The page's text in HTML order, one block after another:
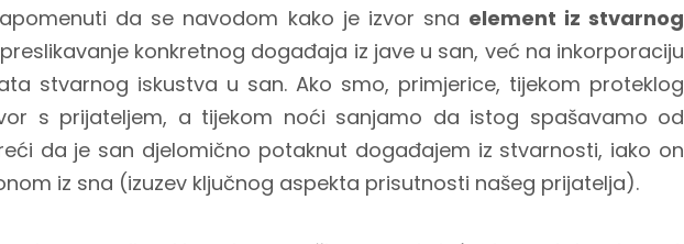
da se navodom kako je izvor sna element iz stvarnog
konkretnog događaja iz jave u san, već na inkorporaciju
stvarnog iskustva u san. Ako smo, primjerice, tijekom proteklog
s prijateljem, a tijekom noći sanjamo da istog spašavamo od
da je san djelomično potaknut događajem iz stvarnosti, iako on
iz sna (izuzev ključnog aspekta prisutnosti našeg prijatelja).